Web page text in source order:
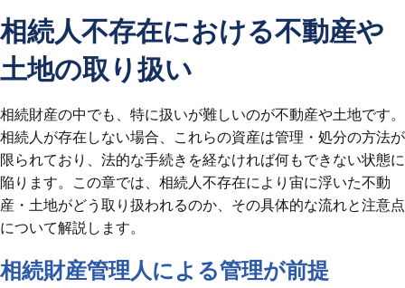
相続人不存在における不動産や
土地の取り扱い
相続財産の中でも、特に扱いが難しいのが不動産や土地です。
相続人が存在しない場合、これらの資産は管理・処分の方法が
限られており、法的な手続きを経なければ何もできない状態に
陥ります。この章では、相続人不存在により宙に浮いた不動
産・土地がどう取り扱われるのか、その具体的な流れと注意点
について解説します。
相続財産管理人による管理が前提